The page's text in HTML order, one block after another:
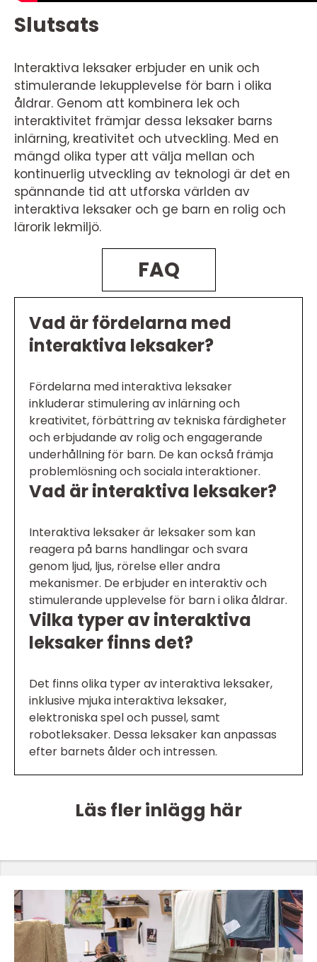
Slutsats
Interaktiva leksaker erbjuder en unik och
stimulerande lekupplevelse för barn i olika
åldrar. Genom att kombinera lek och
interaktivitet främjar dessa leksaker barns
inlärning, kreativitet och utveckling. Med en
mängd olika typer att välja mellan och
kontinuerlig utveckling av teknologi är det en
spännande tid att utforska världen av
interaktiva leksaker och ge barn en rolig och
lärorik lekmiljö.
FAQ
Vad är fördelarna med
interaktiva leksaker?
Fördelarna med interaktiva leksaker
inkluderar stimulering av inlärning och
kreativitet, förbättring av tekniska färdigheter
och erbjudande av rolig och engagerande
underhållning för barn. De kan också främja
problemlösning och sociala interaktioner.
Vad är interaktiva leksaker?
Interaktiva leksaker är leksaker som kan
reagera på barns handlingar och svara
genom ljud, ljus, rörelse eller andra
mekanismer. De erbjuder en interaktiv och
stimulerande upplevelse för barn i olika åldrar.
Vilka typer av interaktiva
leksaker finns det?
Det finns olika typer av interaktiva leksaker,
inklusive mjuka interaktiva leksaker,
elektroniska spel och pussel, samt
robotleksaker. Dessa leksaker kan anpassas
efter barnets ålder och intressen.
Läs fler inlägg här